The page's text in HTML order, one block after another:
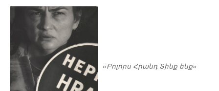
«Բոլորս Հրանդ Տինք ենք»